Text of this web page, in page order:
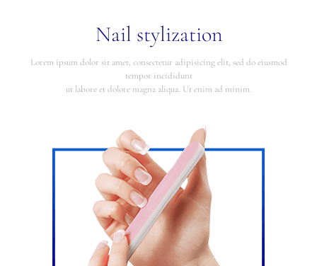
Nail stylization
Lorem ipsum dolor sit amet, consectetur adipisicing elit, sed do eiusmod
tempor incididunt
ut labore et dolore magna aliqua. Ut enim ad minim.